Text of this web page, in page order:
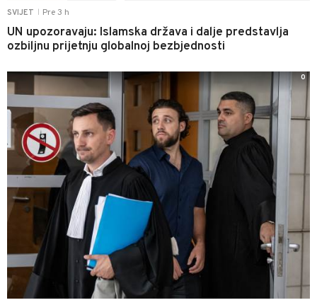
SVIJET Pre 3 h
UN upozoravaju: Islamska država i dalje predstavlja
ozbiljnu prijetnju globalnoj bezbjednosti
0